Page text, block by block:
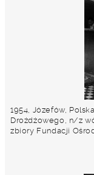
1954, Józefów,
Drożdżowego, n/z
zbiory Fundacji